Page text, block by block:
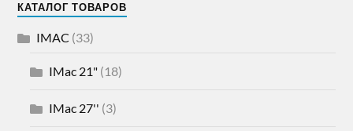
КАТАЛОГ ТОВАРОВ
IMAC (33)
IMac 21" (18)
IMac 27'' (3)